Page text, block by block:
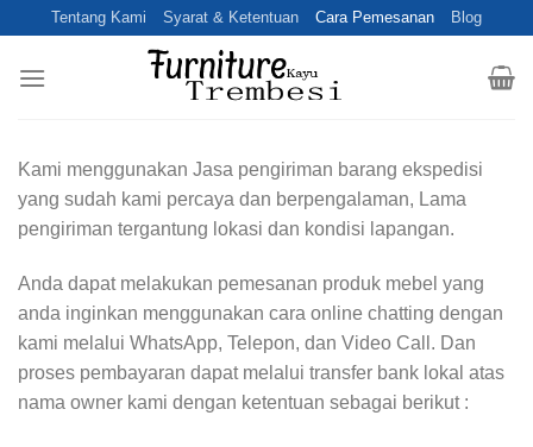
content
Tentang Kami Syarat & Ketentuan Cara Pemesanan Blog
Kami menggunakan Jasa pengiriman barang ekspedisi
yang sudah kami percaya dan berpengalaman, Lama
pengiriman tergantung lokasi dan kondisi lapangan.
Anda dapat melakukan pemesanan produk mebel yang
anda inginkan menggunakan cara online chatting dengan
kami melalui WhatsApp, Telepon, dan Video Call. Dan
proses pembayaran dapat melalui transfer bank lokal atas
nama owner kami dengan ketentuan sebagai berikut :